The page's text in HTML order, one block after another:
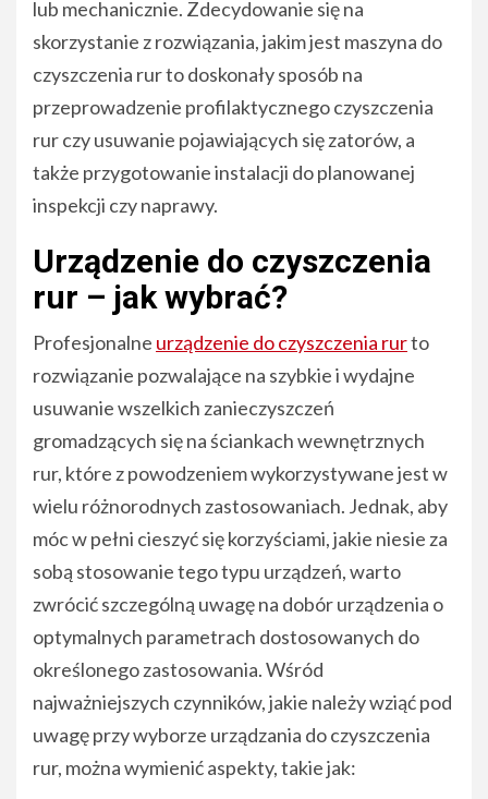
lub mechanicznie. Zdecydowanie się na
skorzystanie z rozwiązania, jakim jest maszyna do
czyszczenia rur to doskonały sposób na
przeprowadzenie profilaktycznego czyszczenia
rur czy usuwanie pojawiających się zatorów, a
także przygotowanie instalacji do planowanej
inspekcji czy naprawy.
Urządzenie do czyszczenia
rur – jak wybrać?
Profesjonalne urządzenie do czyszczenia rurto
rozwiązanie pozwalające na szybkie i wydajne
usuwanie wszelkich zanieczyszczeń
gromadzących się na ściankach wewnętrznych
rur, które z powodzeniem wykorzystywane jest w
wielu różnorodnych zastosowaniach. Jednak, aby
móc w pełni cieszyć się korzyściami, jakie niesie za
sobą stosowanie tego typu urządzeń, warto
zwrócić szczególną uwagę na dobór urządzenia o
optymalnych parametrach dostosowanych do
określonego zastosowania. Wśród
najważniejszych czynników, jakie należy wziąć pod
uwagę przy wyborze urządzania do czyszczenia
rur, można wymienić aspekty, takie jak: